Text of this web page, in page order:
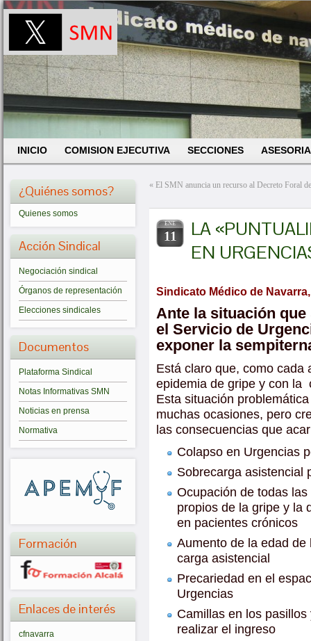
INICIO COMISION EJECUTIVA SECCIONES
¿Quiénes somos?
Quienes somos
Acción Sindical
Negociación sindical
Órganos de representación
Elecciones sindicales
Documentos
Plataforma Sindical
Notas Informativas SMN
Noticias en prensa
Normativa
Formación
Enlaces de interés
cfnavarra
« El SMN anuncia un recurso al Decreto Foral
ENE
11
LA
EN
Sindicato Médico de
Ante la situación
el Servicio de
exponer la
Está claro que, como cada
epidemia de gripe y con la
Esta situación
muchas ocasiones, pero
las consecuencias que
Colapso en Urgencias
Sobrecarga asistencial
Ocupación de todas
propios de la gripe y la
en pacientes crónicos
Aumento de la edad
carga asistencial
Precariedad en el
Urgencias
Camillas en los
realizar el ingreso